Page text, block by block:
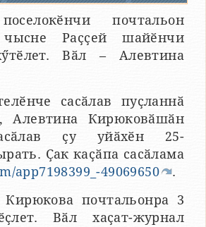
почтальон
Раҫҫей шайӗнчи
Вӑл – Алевтина
сасӑлав пуҫланнӑ
Алевтина Кирюковӑшӑн
ҫу уйӑхӗн 25-
Ҫак каҫӑпа сасӑлама
app7198399_-49069650
.
Кирюкова почтальонра 3
Вӑл хаҫат-журнал